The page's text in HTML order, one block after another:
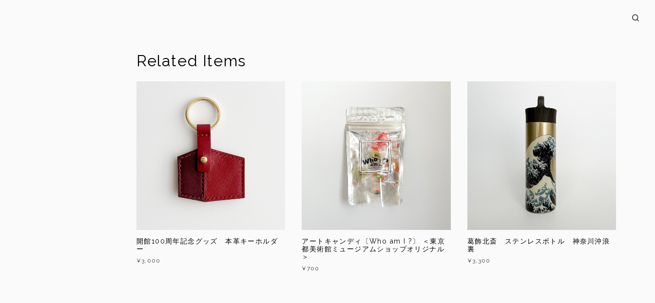
Related Items
開館100周年記念グッズ 本革キーホルダ
ー
¥3,000
アートキャンディ〔Who am I ?〕 ＜東京
都美術館ミュージアムショップオリジナル
＞
¥700
葛飾北斎 ステンレスボトル 神奈川沖浪
裏
¥3,300